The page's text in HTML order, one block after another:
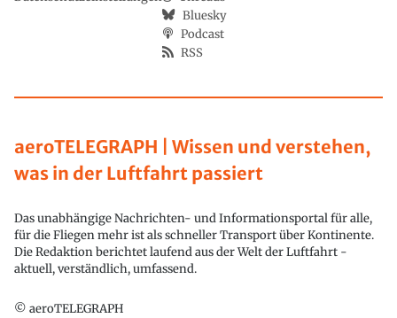
aeroTELEGRAPH | Wissen und verstehen,
was in der Luftfahrt passiert
Das unabhängige Nachrichten- und Informationsportal für alle,
für die Fliegen mehr ist als schneller Transport über Kontinente.
Die Redaktion berichtet laufend aus der Welt der Luftfahrt -
aktuell, verständlich, umfassend.
© aeroTELEGRAPH
Bluesky
Podcast
RSS